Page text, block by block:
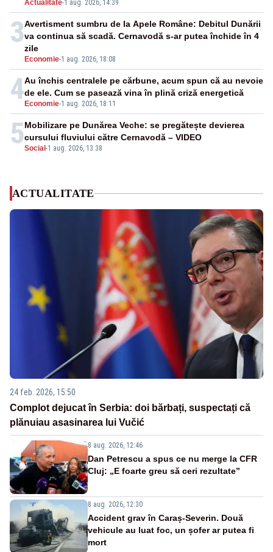
Actualitate-1 aug. 2026, 14:39
3
Economie-1 aug. 2026, 18:08
Avertisment sumbru de la Apele Române: Debitul Dunării
va continua să scadă. Cernavodă s-ar putea închide în 4
zile
4 Economie-1 aug. 2026, 18:11
Au închis centralele pe cărbune, acum spun că au nevoie
de ele. Cum se pasează vina în plină criză energetică
5Social -1 aug. 2026, 13:38
Mobilizare pe Dunărea Veche: se pregătește devierea
cursului fluviului către Cernavodă – VIDEO
ACTUALITATE
24 feb. 2026, 15:50
Complot dejucat în Serbia: doi bărbați, suspectați că
plănuiau asasinarea lui Vučić
8 aug. 2026, 12:46
Dan Petrescu a spus ce nu merge la CFR
Cluj: „E foarte greu să ceri rezultate”
8 aug. 2026, 12:30
Accident grav în Caraș-Severin. Două
vehicule au luat foc, un șofer ar putea fi
mort